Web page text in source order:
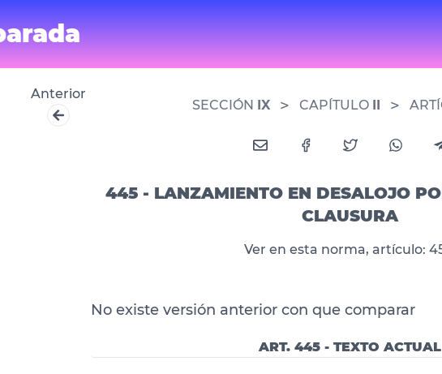
Anterior
SECCIÓN IX > CAPÍTULO II >
445 - LANZAMIENTO EN DESALOJO
CLAUSURA
Ver en esta norma, artículo:
No existe versión anterior con que comparar
ART. 445 - TEXTO ACTUAL